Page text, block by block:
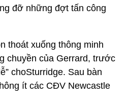
đỡ những đợt tấn công
thoát xuống thông minh
chuyền của Gerrard, trước
choSturridge. Sau bàn
ít các CĐV Newcastle